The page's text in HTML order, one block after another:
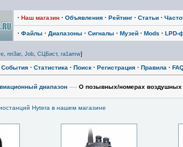
· Наш магазин · Объявления · Рейтинг · Статьи ·
· Файлы · Диапазоны · Сигналы · Музей · Mods · LPD-
, nn3ar, Job, СЦБист, ra1amw]
События · Статистика · Поиск · Регистрация · Правила ·
диапазон —› О позывных/номерах воздушных
Hytera в нашем магазине